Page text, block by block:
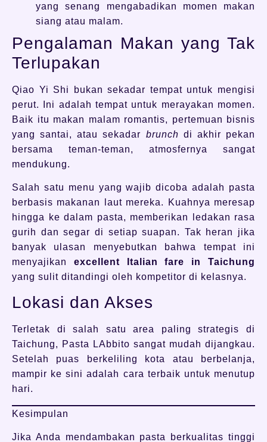
yang senang mengabadikan momen makan
siang atau malam.
Pengalaman Makan yang Tak
Terlupakan
Qiao Yi Shi bukan sekadar tempat untuk mengisi
perut. Ini adalah tempat untuk merayakan momen.
Baik itu makan malam romantis, pertemuan bisnis
yang santai, atau sekadar brunch di akhir pekan
bersama teman-teman, atmosfernya sangat
mendukung.
Salah satu menu yang wajib dicoba adalah pasta
berbasis makanan laut mereka. Kuahnya meresap
hingga ke dalam pasta, memberikan ledakan rasa
gurih dan segar di setiap suapan. Tak heran jika
banyak ulasan menyebutkan bahwa tempat ini
menyajikan excellent Italian fare in Taichung
yang sulit ditandingi oleh kompetitor di kelasnya.
Lokasi dan Akses
Terletak di salah satu area paling strategis di
Taichung, Pasta LAbbito sangat mudah dijangkau.
Setelah puas berkeliling kota atau berbelanja,
mampir ke sini adalah cara terbaik untuk menutup
hari.
Kesimpulan
Jika Anda mendambakan pasta berkualitas tinggi